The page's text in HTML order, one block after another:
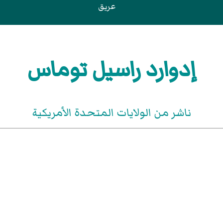
عريق
إدوارد راسيل توماس
ناشر من الولايات المتحدة الأمريكية